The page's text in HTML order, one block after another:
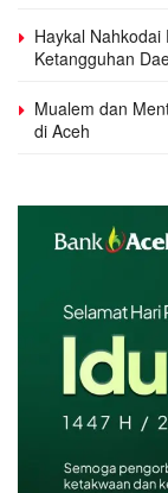
Haykal
Ketangguhan
Mualem dan
di Aceh